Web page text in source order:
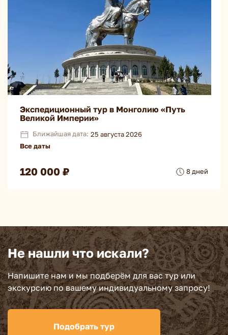
Экспедиционный тур в Монголию «Путь
Великой Империи»
Ближайшая дата: 25 августа 2026
Все даты
120 000 ₽ 8 дней
Не нашли что искали?
Напишите нам и мы подберём для вас тур или
экскурсию по вашему индивидуальному запросу!
Подобрать тур